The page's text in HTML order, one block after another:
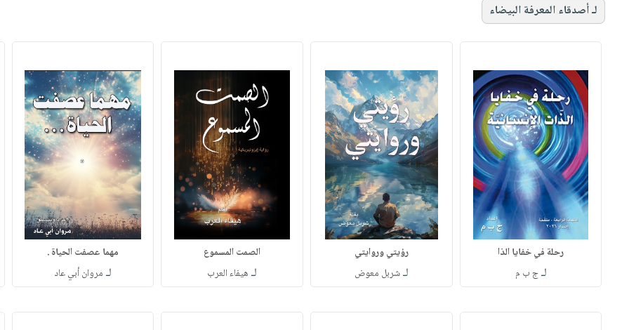
لـ أصدقاء المعرفة البيضاء
رحلة في خفايا الذا
لـج ب م
رؤيتي وروايتي
لـشربل معوض
الصمت المسموع
لـ هيفاء العرب
مهما عصفت الحياة .
لـ مروان أبي عاد